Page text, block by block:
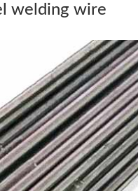
welding wire